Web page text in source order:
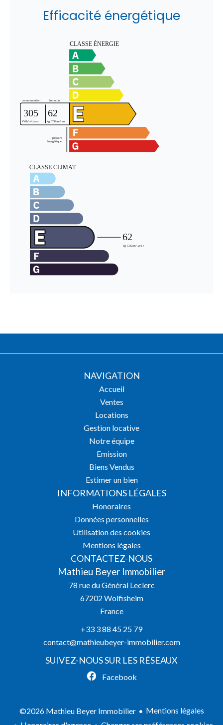
Efficacité énergétique
NAVIGATION
Accueil
Ventes
Locations
Gestion locative
Notre équipe
Emission
Biens Vendus
Estimer un bien
INFORMATIONS LÉGALES
Honoraires
Données personnelles
Utilisation des cookies
Mentions légales
CONTACTEZ-NOUS
Mathieu Beyer Immobilier
78 rue du Général Leclerc
67202 Wolfisheim
France
+33 3 88 45 25 79
contact@mathieubeyer-immobilier.com
SUIVEZ-NOUS SUR LES RÉSEAUX
Facebook
©2026 Mathieu Beyer Immobilier
Mentions légales